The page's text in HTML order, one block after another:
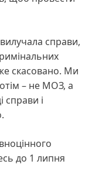
справи,
скасовано. Ми
– не МОЗ, а
справи і
до 1 липня